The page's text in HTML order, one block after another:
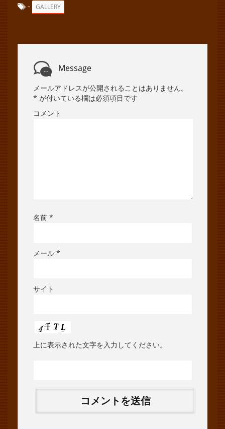
- GALLERY
Message
メールアドレスが公開されることはありません。
* が付いている欄は必須項目です
コメント
名前 *
メール *
サイト
上に表示された文字を入力してください。